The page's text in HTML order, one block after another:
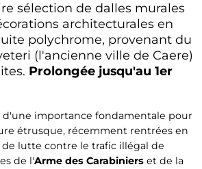
sélection de dalles murales
architecturales en
polychrome, provenant du
(l'ancienne ville de Caere)
Prolongée jusqu'au 1er
d'une importance fondamentale pour
étrusque, récemment rentrées en
de lutte contre le trafic illégal de
de l'Arme des Carabiniers et de la